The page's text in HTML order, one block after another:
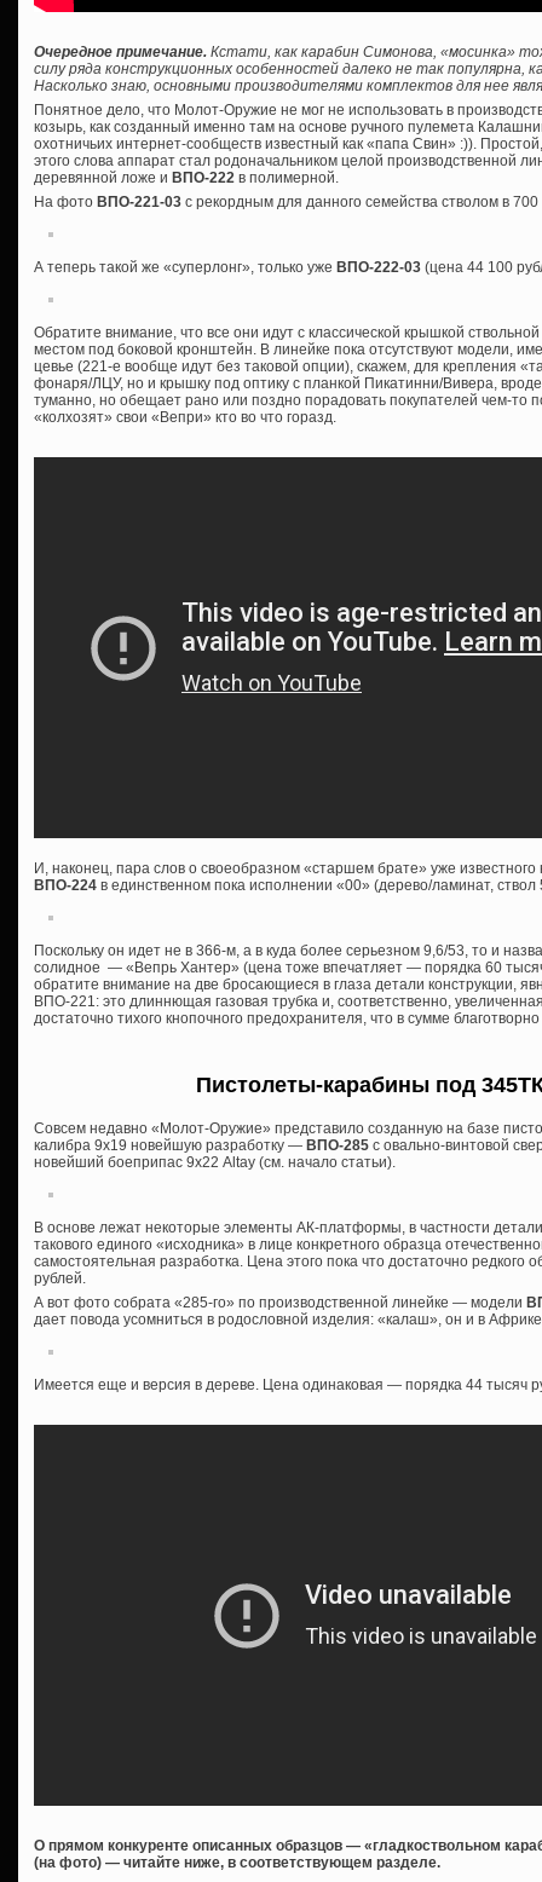
Очередное примечание. Кстати, как карабин Симонова, «мосинка»
силу ряда конструкционных особенностей далеко не так популярна,
Насколько знаю, основными производителями комплектов для нее
Понятное дело, что Молот-Оружие не мог не использовать в
козырь, как созданный именно там на основе ручного пулемета
охотничьих интернет-сообществ известный как «папа Свин» :)).
этого слова аппарат стал родоначальником целой производственной
деревянной ложе и ВПО-222 в полимерной.
На фото ВПО-221-03 с рекордным для данного семейства стволом в
А теперь такой же «суперлонг», только уже ВПО-222-03 (цена 44 100
Обратите внимание, что все они идут с классической крышкой
местом под боковой кронштейн. В линейке пока отсутствуют модели,
цевье (221-е вообще идут без таковой опции), скажем, для крепления
фонаря/ЛЦУ, но и крышку под оптику с планкой Пикатинни/Вивера,
туманно, но обещает рано или поздно порадовать покупателей чем-то
«колхозят» свои «Вепри» кто во что горазд.
И, наконец, пара слов о своеобразном «старшем брате» уже
ВПО-224 в единственном пока исполнении «00» (дерево/ламинат,
Поскольку он идет не в 366-м, а в куда более серьезном 9,6/53, то и
солидное — «Вепрь Хантер» (цена тоже впечатляет — порядка 60
обратите внимание на две бросающиеся в глаза детали конструкции,
ВПО-221: это длиннющая газовая трубка и, соответственно,
достаточно тихого кнопочного предохранителя, что в сумме
Пистолеты-карабины под
Совсем недавно «Молот-Оружие» представило созданную на базе
калибра 9х19 новейшую разработку — ВПО-285 с овально-винтовой
новейший боеприпас 9х22 Altay (см. начало статьи).
В основе лежат некоторые элементы АК-платформы, в частности
такового единого «исходника» в лице конкретного образца
самостоятельная разработка. Цена этого пока что достаточно редкого
рублей.
А вот фото собрата «285-го» по производственной линейке — модели
дает повода усомниться в родословной изделия: «калаш», он и в
Имеется еще и версия в дереве. Цена одинаковая — порядка 44 тысяч
О прямом конкуренте описанных образцов — «гладкоствольном
(на фото) — читайте ниже, в соответствующем разделе.